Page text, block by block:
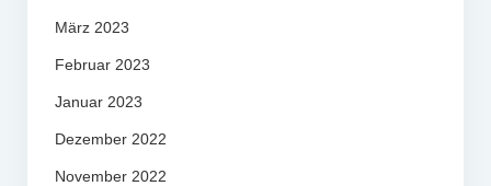
März 2023
Februar 2023
Januar 2023
Dezember 2022
November 2022